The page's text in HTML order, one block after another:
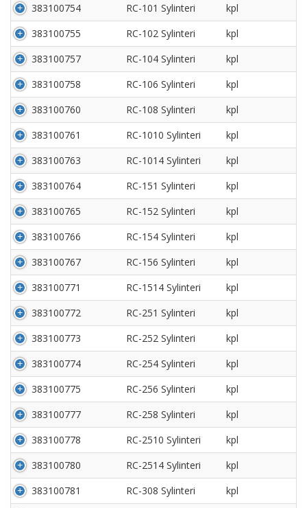
383100754 RC-101 Sylinteri
kpl
383100755
RC-102 Sylinteri
kpl
383100757
RC-104 Sylinteri
kpl
383100758
RC-106 Sylinteri
kpl
383100760
RC-108 Sylinteri
kpl
383100761
RC-1010 Sylinteri
kpl
383100763
RC-1014 Sylinteri
kpl
383100764
RC-151 Sylinteri
kpl
383100765
RC-152 Sylinteri
kpl
383100766
RC-154 Sylinteri
kpl
383100767
RC-156 Sylinteri
kpl
383100771
RC-1514 Sylinteri
kpl
383100772
RC-251 Sylinteri
kpl
383100773
RC-252 Sylinteri
kpl
383100774
RC-254 Sylinteri
kpl
383100775
RC-256 Sylinteri
kpl
383100777
RC-258 Sylinteri
kpl
383100778
RC-2510 Sylinteri
kpl
383100780
RC-2514 Sylinteri
kpl
383100781
RC-308 Sylinteri
kpl